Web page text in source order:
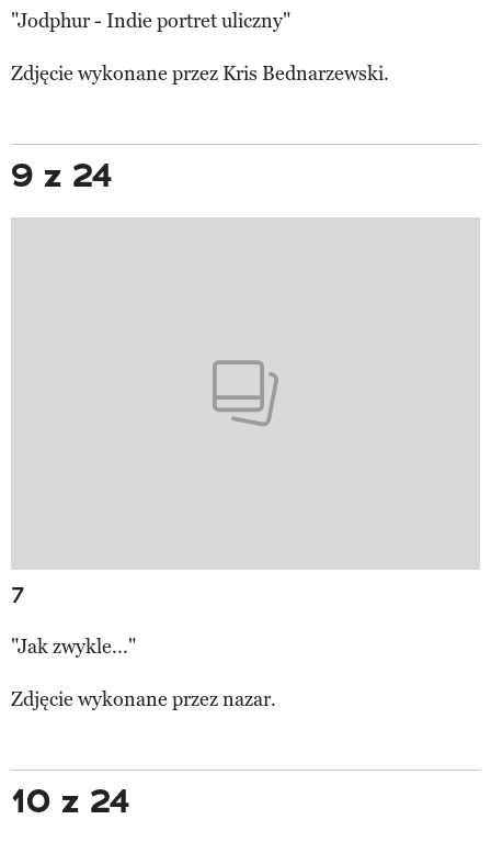
"Jodphur - Indie portret uliczny"
Zdjęcie wykonane przez Kris Bednarzewski.
9 z 24
7
"Jak zwykle..."
Zdjęcie wykonane przeznazar.
10 z 24